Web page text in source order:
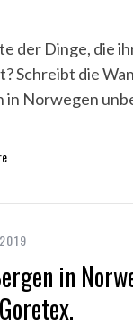
der Dinge, die
Schreibt die
in Norwegen
in